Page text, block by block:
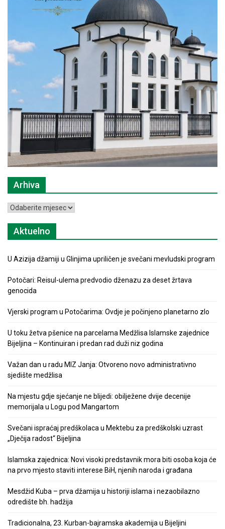
Arhiva
Arhiva
Aktuelno
U Azizija džamiji u Glinjima upriličen je svečani mevludski program
Potočari: Reisul-ulema predvodio dženazu za deset žrtava
genocida
Vjerski program u Potočarima: Ovdje je počinjeno planetarno zlo
U toku žetva pšenice na parcelama Medžlisa Islamske zajednice
Bijeljina – Kontinuiran i predan rad duži niz godina
Važan dan u radu MIZ Janja: Otvoreno novo administrativno
sjedište medžlisa
Na mjestu gdje sjećanje ne blijedi: obilježene dvije decenije
memorijala u Logu pod Mangartom
Svečani ispraćaj predškolaca u Mektebu za predškolski uzrast
„Dječija radost“ Bijeljina
Islamska zajednica: Novi visoki predstavnik mora biti osoba koja će
na prvo mjesto staviti interese BiH, njenih naroda i građana
Mesdžid Kuba – prva džamija u historiji islama i nezaobilazno
odredište bh. hadžija
Tradicionalna, 23. Kurban-bajramska akademija u Bijeljini